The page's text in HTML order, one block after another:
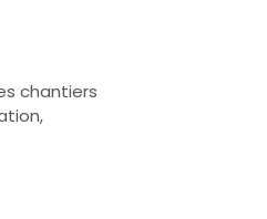
chantiers